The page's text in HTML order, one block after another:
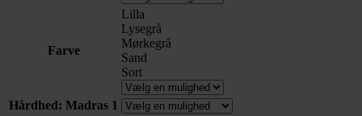
Farve
Lilla
Lysegrå
Mørkegrå
Sand
Sort
Hårdhed: Madras 1